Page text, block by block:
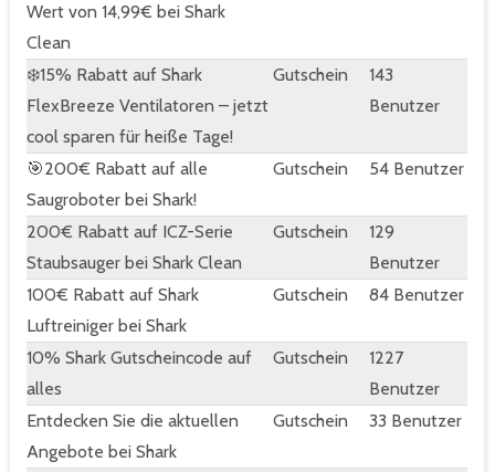
Wert von 14,99€ bei Shark
Clean
❄️15% Rabatt auf Shark
FlexBreeze Ventilatoren – jetzt
cool sparen für heiße Tage!
Gutschein
143
Benutzer
🎯200€ Rabatt auf alle
Saugroboter bei Shark!
Gutschein 54 Benutzer
200€ Rabatt auf ICZ-Serie
Staubsauger bei Shark Clean
Gutschein
129
Benutzer
100€ Rabatt auf Shark
Luftreiniger bei Shark
Gutschein 84 Benutzer
10% Shark Gutscheincode auf
alles
Gutschein
1227
Benutzer
Entdecken Sie die aktuellen
Angebote bei Shark
Gutschein 33 Benutzer